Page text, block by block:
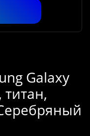
Galaxy